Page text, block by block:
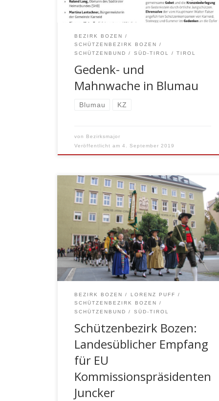
antifaschistischen Regimegegner und
Soldaten der alliierten Truppen zu
verschiedener Südtiroler
Persönlichkeiten ist […]
BEZIRK BOZEN
SCHÜTZENBEZIRK BOZEN
SCHÜTZENBUND
SÜD-TIROL TIROL
Gedenk- und
Mahnwache in Blumau
Blumau KZ
von Bezirksmajor
Veröffentlicht am 4. September 2019
Am Silvius-Magnago-Platz vor dem Palais
Widmann fand am Freitag, den 18.
November 2016 ein „Landesüblicher
Empfang“ für den amtierenden EU-
Kommissionspräsidenten Jean-Claude
Juncker statt.
BEZIRK BOZEN
LORENZ PUFF
SCHÜTZENBEZIRK BOZEN
SCHÜTZENBUND
SÜD-TIROL
Schützenbezirk Bozen:
Landesüblicher Empfang
für EU
Kommissionspräsidenten
Juncker